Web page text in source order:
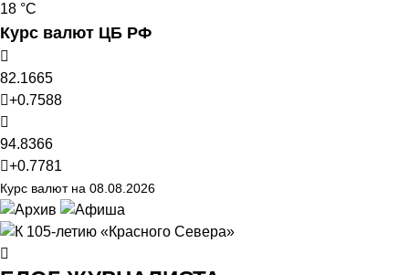
18 °C
Курс валют ЦБ РФ
82.1665
+0.7588
94.8366
+0.7781
Курс валют на 08.08.2026